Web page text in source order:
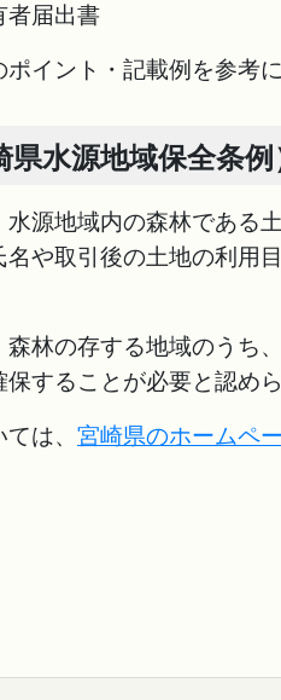
者届出書
イント・記載例を参考
水源地域保全条例
源地域内の森林である
名や取引後の土地の利用
林の存する地域のうち
することが必要と認め
は、 宮崎県のホームペ